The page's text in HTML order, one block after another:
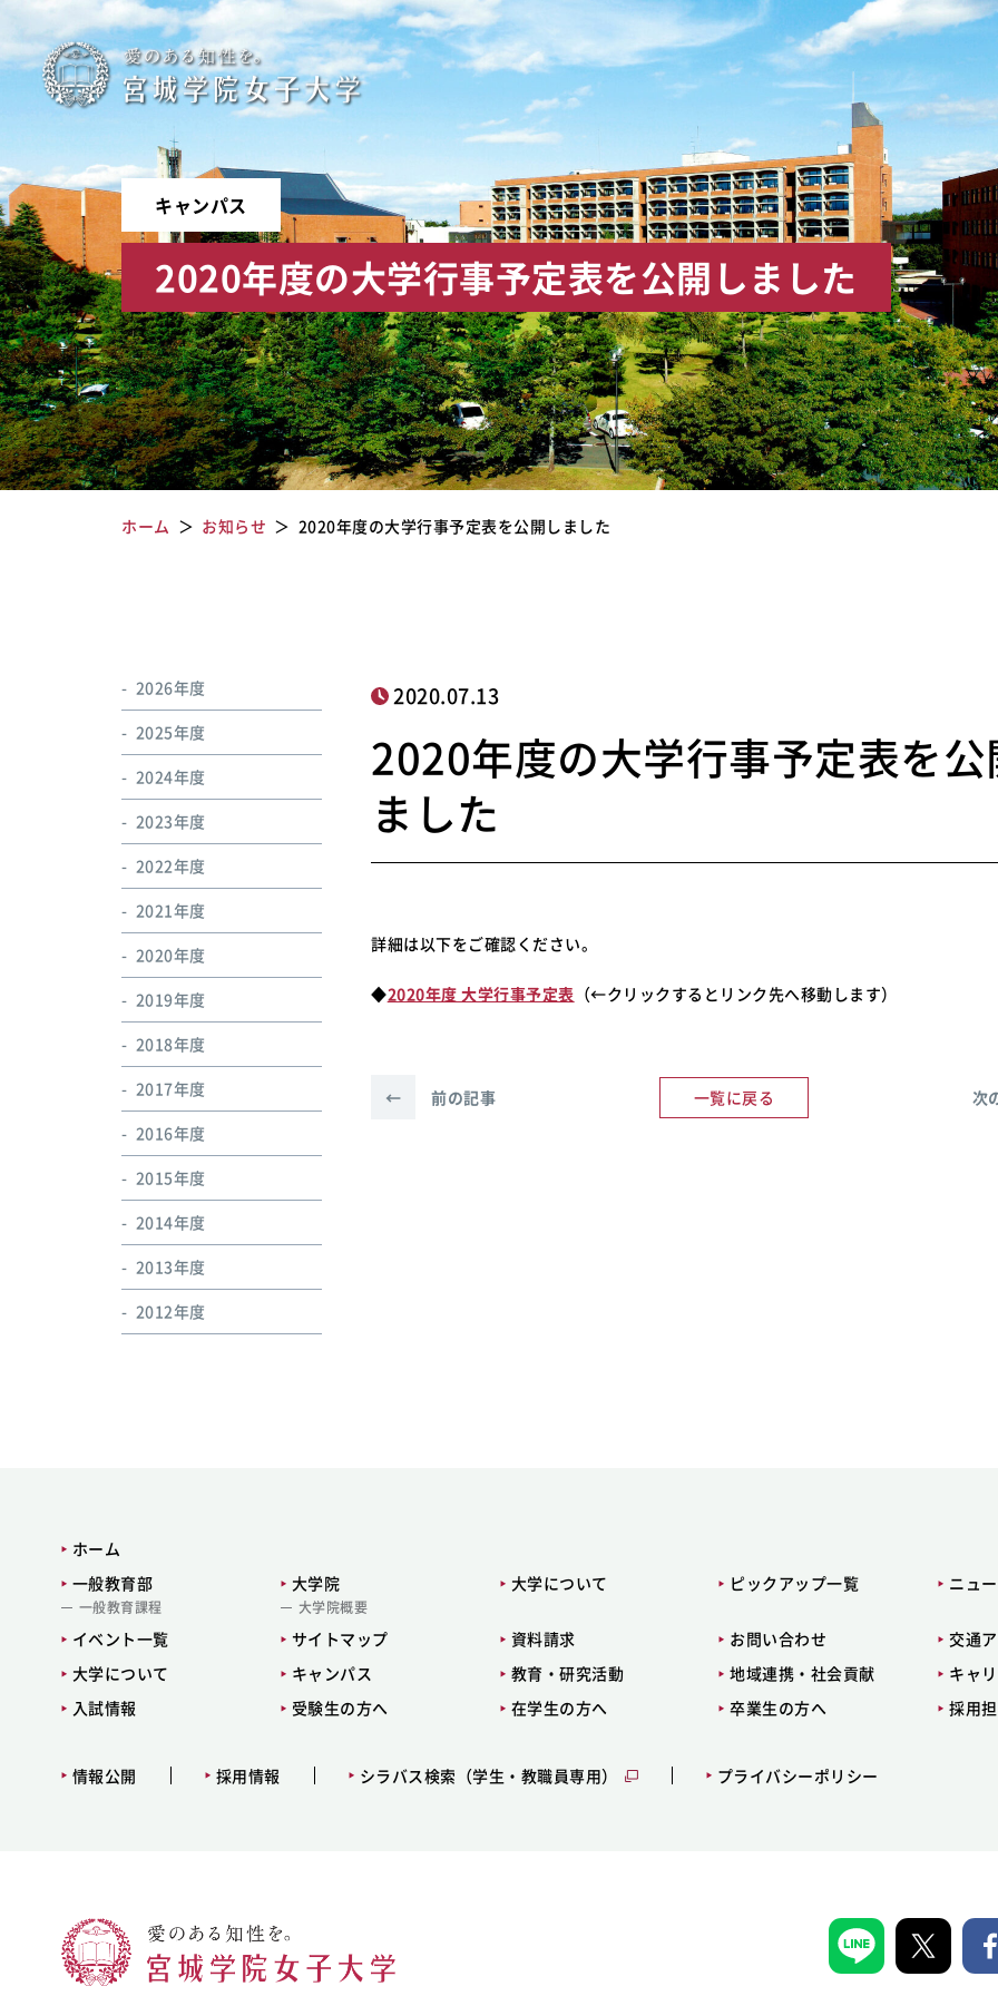
宮
城
学
院
女
子
大
学
キャンパス
2020年度の大学行事予定表を公開しました
ホーム お知らせ 2020年度の大学行事予定表を公開しました
2020.07.13
2020年度の大学行事予定表を公
ました
詳細は以下をご確認ください。
◆2020年度 大学行事予定表 （←クリックするとリンク先へ移動します）
← 前の記事 一覧に戻る 次
2026年度
2025年度
2024年度
2023年度
2022年度
2021年度
2020年度
2019年度
2018年度
2017年度
2016年度
2015年度
2014年度
2013年度
2012年度
ホーム
一般教育部
一般教育課程
大学院
大学院概要
大学について ピックアップ一覧 ニュ
イベント一覧 サイトマップ 資料請求 お問い合わせ
交通
大学について
キャンパス 教育・研究活動 地域連携・社会貢献
キャ
入試情報
受験生の方へ 在学生の方へ 卒業生の方へ 採用
情報公開 採用情報 シラバス検索（学生・教職員専用） プライバシーポリシー